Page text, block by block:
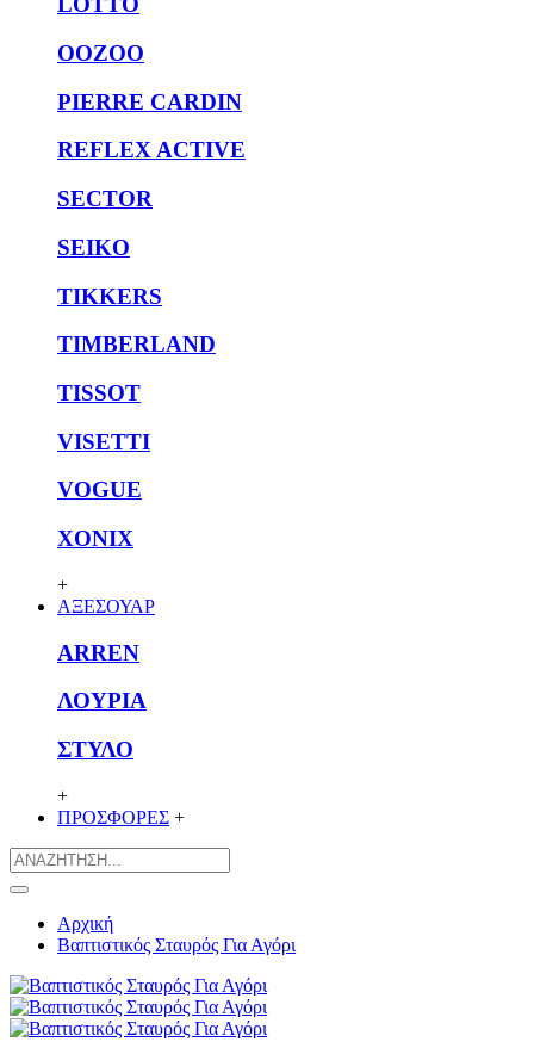
OOZOO
PIERRE CARDIN
REFLEX ACTIVE
SECTOR
SEIKO
TIKKERS
TIMBERLAND
TISSOT
VISETTI
VOGUE
XONIX
+
ΑΞΕΣΟΥΑΡ
ARREN
ΛΟΥΡΙΑ
ΣΤΥΛΟ
+
ΠΡΟΣΦΟΡΕΣ +
Αρχική
Βαπτιστικός Σταυρός Για Αγόρι